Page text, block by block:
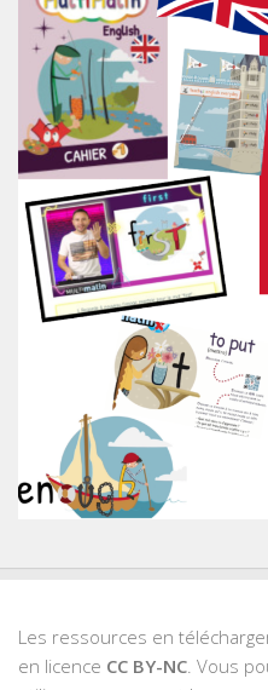
Les ressources en
en licence CC BY-NC . Vous